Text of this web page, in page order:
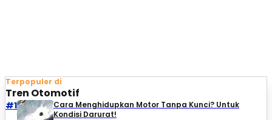
Terpopuler di
Tren Otomotif
#1
Cara Menghidupkan Motor Tanpa Kunci? Untuk
Kondisi Darurat!